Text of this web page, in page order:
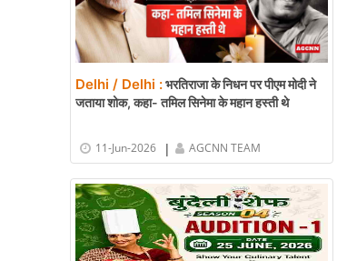
Delhi / Delhi :भरतिराजा के निधन पर पीएम मोदी ने
जताया शोक, कहा- तमिल सिनेमा के महान हस्ती थे
11-Jun-2026 | AGCNN TEAM